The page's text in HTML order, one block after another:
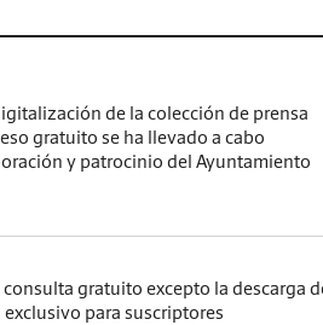
de la colección de prensa
gratuito se ha llevado a cabo
y patrocinio del Ayuntamiento
consulta gratuito excepto la descarga
exclusivo para suscriptores